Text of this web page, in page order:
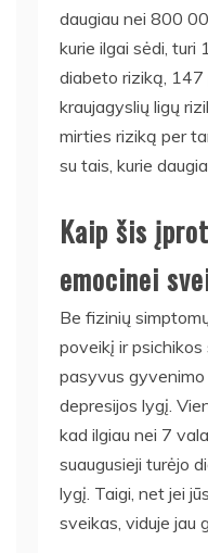
daugiau nei 800
kurie ilgai sėdi, turi
diabeto riziką, 147
kraujagyslių ligų
mirties riziką per
su tais, kurie
Kaip šis
emocinei
Be fizinių
poveikį ir
pasyvus gyvenimo
depresijos lygį.
kad ilgiau nei 7
suaugusieji turėjo
lygį. Taigi, net jei
sveikas, viduje jau